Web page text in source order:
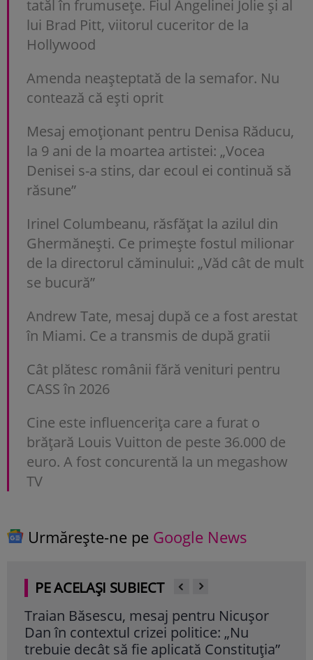
tatăl în frumusețe. Fiul Angelinei Jolie și al
lui Brad Pitt, viitorul cuceritor de la
Hollywood
Amenda neașteptată de la semafor. Nu
contează că ești oprit
Mesaj emoționant pentru Denisa Răducu,
la 9 ani de la moartea artistei: „Vocea
Denisei s-a stins, dar ecoul ei continuă să
răsune”
Irinel Columbeanu, răsfățat la azilul din
Ghermănești. Ce primește fostul milionar
de la directorul căminului: „Văd cât de mult
se bucură”
Andrew Tate, mesaj după ce a fost arestat
în Miami. Ce a transmis de după gratii
Cât plătesc românii fără venituri pentru
CASS în 2026
Cine este influencerița care a furat o
brățară Louis Vuitton de peste 36.000 de
euro. A fost concurentă la un megashow
TV
Urmărește-ne pe Google News
PE ACELAȘI SUBIECT
Traian Băsescu, mesaj pentru Nicușor
Dan în contextul crizei politice: „Nu
trebuie decât să fie aplicată Constituţia”